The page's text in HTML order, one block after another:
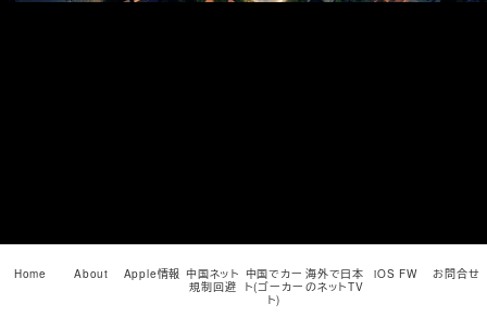
Home About Apple情報 中国ネット
規制回避
中国でカー
ト(ゴーカー
ト)
海外で日本
のネットTV
iOS FW お問合せ